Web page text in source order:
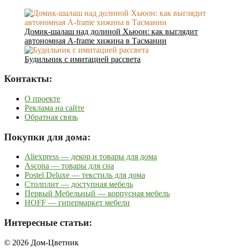
Домик-шалаш над долиной Хьюон: как выглядит
автономная A-frame хижина в Тасмании
Будильник с имитацией рассвета
Контакты:
О проекте
Реклама на сайте
Обратная связь
Покупки для дома:
Aliexpress — декор и товары для дома
Ascona — товары для сна
Postel Deluxe — текстиль для дома
Столплит — доступная мебель
Первый Мебельный — корпусная мебель
HOFF — гипермаркет мебели
Интересные статьи:
© 2026 Дом-Цветник